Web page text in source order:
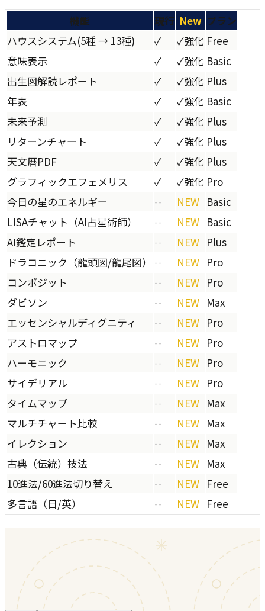
機能 現行 New プラン
ハウスシステム(5種 → 13種) ✓ ✓強化 Free
意味表示
✓ ✓強化 Basic
出生図解読レポート
✓ ✓強化 Plus
年表
✓ ✓強化 Basic
未来予測
✓ ✓強化 Plus
リターンチャート
✓ ✓強化 Plus
天文暦PDF
✓ ✓強化 Plus
グラフィックエフェメリス
✓ ✓強化 Pro
今日の星のエネルギー
-- NEW Basic
LISAチャット（AI占星術師）
-- NEW Basic
AI鑑定レポート
-- NEW Plus
ドラコニック（龍頭図/龍尾図）
-- NEW Pro
コンポジット
-- NEW Pro
ダビソン
-- NEW Max
エッセンシャルディグニティ
-- NEW Pro
アストロマップ
-- NEW Pro
ハーモニック
-- NEW Pro
サイデリアル
-- NEW Pro
タイムマップ
-- NEW Max
マルチチャート比較
-- NEW Max
イレクション
-- NEW Max
古典（伝統）技法
-- NEW Max
10進法/60進法切り替え
-- NEW Free
多言語（日/英）
-- NEW Free